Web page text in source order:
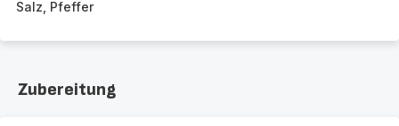
Salz, Pfeffer
Zubereitung